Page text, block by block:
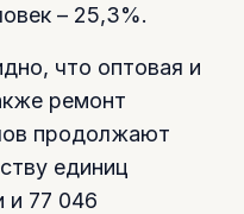
– 25,3%.
что оптовая и
ремонт
продолжают
единиц
и 77 046